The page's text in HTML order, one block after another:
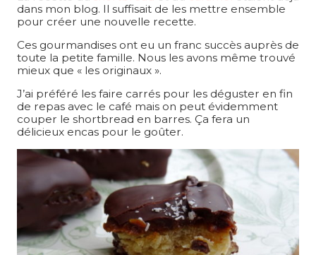
dans mon blog. Il suffisait de les mettre ensemble
pour créer une nouvelle recette.
Ces gourmandises ont eu un franc succès auprès de
toute la petite famille. Nous les avons même trouvé
mieux que « les originaux ».
J’ai préféré les faire carrés pour les déguster en fin
de repas avec le café mais on peut évidemment
couper le shortbread en barres. Ça fera un
délicieux encas pour le goûter.